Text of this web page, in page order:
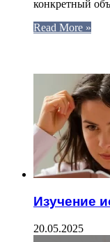
конкретный
Read More »
Изучение
20.05.2025